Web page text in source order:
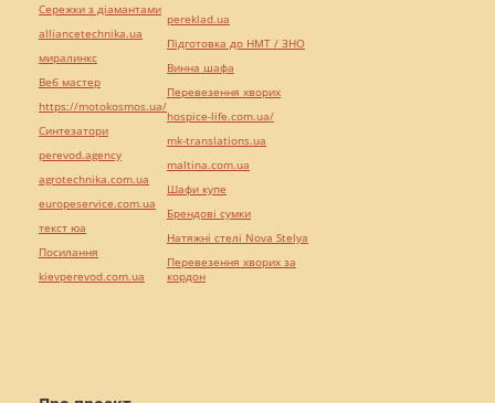
Сережки з діамантами
alliancetechnika.ua
миралинкс
Веб мастер
https://motokosmos.ua/
Синтезатори
perevod.agency
agrotechnika.com.ua
europeservice.com.ua
текст юа
Посилання
kievperevod.com.ua
pereklad.ua
Підготовка до НМТ / ЗНО
Винна шафа
Перевезення хворих
hospice-life.com.ua/
mk-translations.ua
maltina.com.ua
Шафи купе
Брендові сумки
Натяжні стелі Nova Stelya
Перевезення хворих за
кордон